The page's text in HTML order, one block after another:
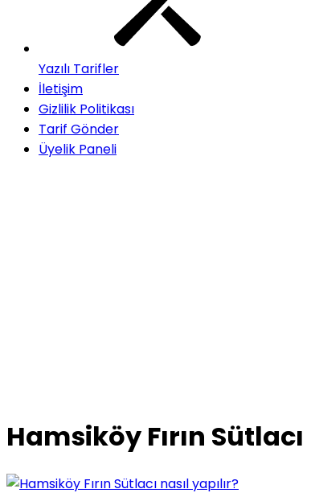
Yazılı Tarifler
İletişim
Gizlilik Politikası
Tarif Gönder
Üyelik Paneli
Hamsiköy Fırın Sütlacı